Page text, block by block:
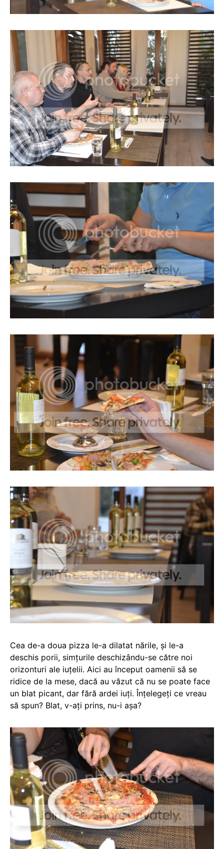
Cea de-a doua pizza le-a dilatat nările, și le-a
deschis porii, simțurile deschizându-se către noi
orizonturi ale iuțelii. Aici au început oamenii să se
ridice de la mese, dacă au văzut că nu se poate face
un blat picant, dar fără ardei iuți. Înțelegeți ce vreau
să spun? Blat, v-ați prins, nu-i așa?